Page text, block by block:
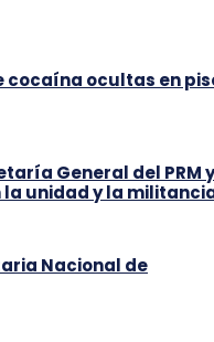
ocultas en
General del PRM y
unidad y la
Nacional de